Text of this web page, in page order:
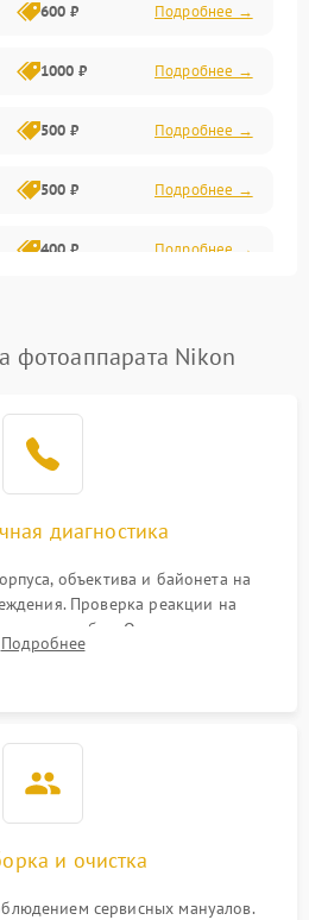
600 ₽ Подробнее →
1000 ₽ Подробнее →
500 ₽ Подробнее →
500 ₽ Подробнее →
400 ₽ Подробнее →
фотоаппарата Nikon
диагностика
объектива и байонета на
Проверка реакции на
кодов ошибок. Оценка состояния
работы автофокуса и вспышки.
Подробнее
и очистка
сервисных мануалов.